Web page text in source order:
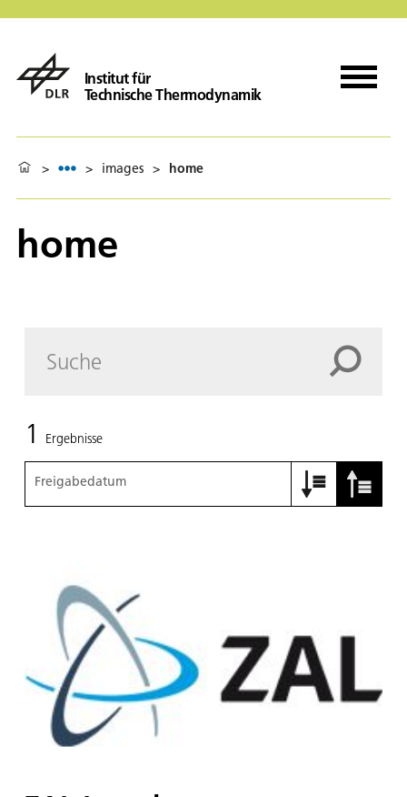
Institut für
Technische Thermodynamik
> > images > home
home
1 Ergebnisse
Freigabedatum